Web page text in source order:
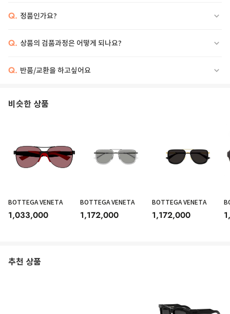
Q. 정품인가요?
Q. 상품의 검품과정은 어떻게 되나요?
Q. 반품/교환을 하고싶어요
비슷한 상품
BOTTEGA VENETA
1,033,000
BOTTEGA VENETA
1,172,000
BOTTEGA VENETA
1,172,000
추천 상품